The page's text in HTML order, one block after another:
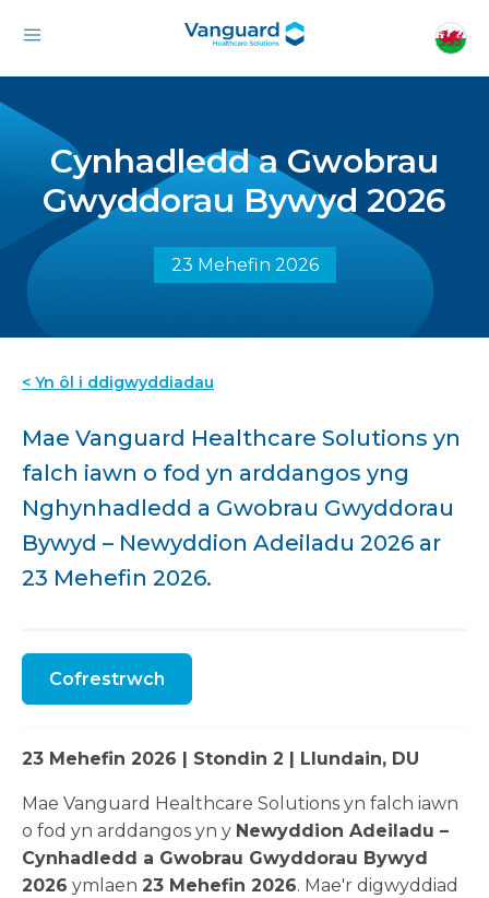
Cynhadledd a Gwobrau
Gwyddorau Bywyd 2026
23 Mehefin 2026
< Yn ôl i ddigwyddiadau
Mae Vanguard Healthcare Solutions yn
falch iawn o fod yn arddangos yng
Nghynhadledd a Gwobrau Gwyddorau
Bywyd – Newyddion Adeiladu 2026 ar
23 Mehefin 2026.
Cofrestrwch
23 Mehefin 2026 | Stondin 2 | Llundain, DU
Mae Vanguard Healthcare Solutions yn falch iawn
o fod yn arddangos yn y Newyddion Adeiladu –
Cynhadledd a Gwobrau Gwyddorau Bywyd
2026 ymlaen 23 Mehefin 2026. Mae'r digwyddiad